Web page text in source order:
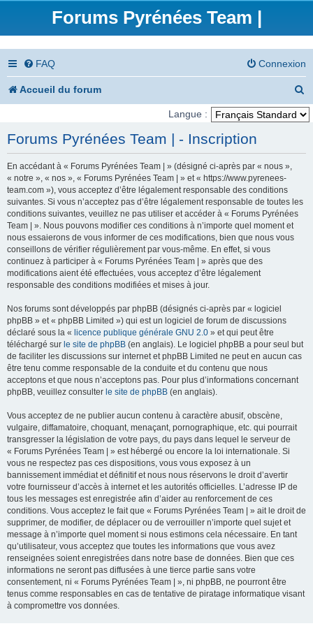
Forums Pyrénées Team |
FAQ Connexion
Accueil du forum
e
h
Langue :
Forums Pyrénées Team | - Inscription
En accédant à « Forums Pyrénées Team | » (désigné ci-après par « nous »,
« notre », « nos », « Forums Pyrénées Team | » et « https://www.pyrenees-
team.com »), vous acceptez d’être légalement responsable des conditions
suivantes. Si vous n’acceptez pas d’être légalement responsable de toutes les
conditions suivantes, veuillez ne pas utiliser et accéder à « Forums Pyrénées
Team | ». Nous pouvons modifier ces conditions à n’importe quel moment et
nous essaierons de vous informer de ces modifications, bien que nous vous
conseillons de vérifier régulièrement par vous-même. En effet, si vous
continuez à participer à « Forums Pyrénées Team | » après que des
modifications aient été effectuées, vous acceptez d’être légalement
responsable des conditions modifiées et mises à jour.
Nos forums sont développés par phpBB (désignés ci-après par « logiciel
phpBB » et « phpBB Limited ») qui est un logiciel de forum de discussions
déclaré sous la « licence publique générale GNU 2.0 » et qui peut être
téléchargé sur le site de phpBB (en anglais). Le logiciel phpBB a pour seul but
de faciliter les discussions sur internet et phpBB Limited ne peut en aucun cas
être tenu comme responsable de la conduite et du contenu que nous
acceptons et que nous n’acceptons pas. Pour plus d’informations concernant
phpBB, veuillez consulter le site de phpBB (en anglais).
Vous acceptez de ne publier aucun contenu à caractère abusif, obscène,
vulgaire, diffamatoire, choquant, menaçant, pornographique, etc. qui pourrait
transgresser la législation de votre pays, du pays dans lequel le serveur de
« Forums Pyrénées Team | » est hébergé ou encore la loi internationale. Si
vous ne respectez pas ces dispositions, vous vous exposez à un
bannissement immédiat et définitif et nous nous réservons le droit d’avertir
votre fournisseur d’accès à internet et les autorités officielles. L’adresse IP de
tous les messages est enregistrée afin d’aider au renforcement de ces
conditions. Vous acceptez le fait que « Forums Pyrénées Team | » ait le droit de
supprimer, de modifier, de déplacer ou de verrouiller n’importe quel sujet et
message à n’importe quel moment si nous estimons cela nécessaire. En tant
qu’utilisateur, vous acceptez que toutes les informations que vous avez
renseignées soient enregistrées dans notre base de données. Bien que ces
informations ne seront pas diffusées à une tierce partie sans votre
consentement, ni « Forums Pyrénées Team | », ni phpBB, ne pourront être
tenus comme responsables en cas de tentative de piratage informatique visant
à compromettre vos données.